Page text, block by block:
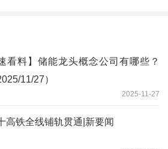
看料】储能龙头概念公司有哪些？
11/27）
2025-11-27
高铁全线铺轨贯通|新要闻